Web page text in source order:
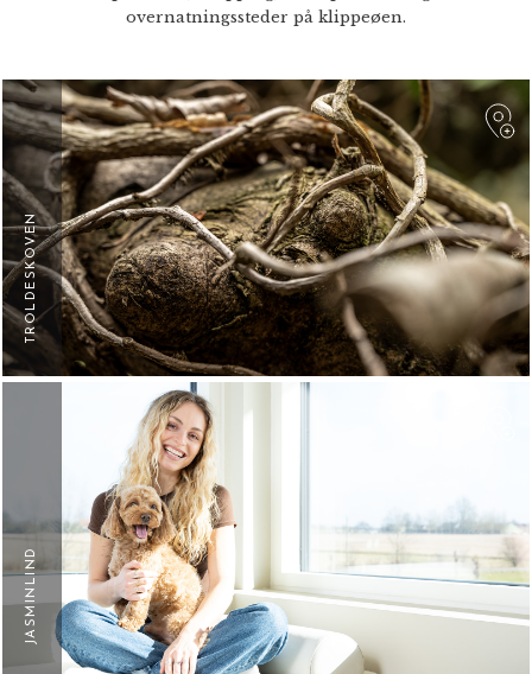
overnatningssteder på klippeøen.
TROLDESKOVEN
F
JASMINLIND